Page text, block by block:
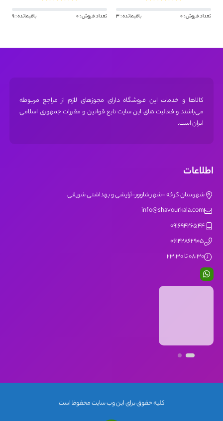
3,510,000 تومان
تعداد فروش : 0 باقیمانده : 3
4,852,000
تعداد فروش : 0 باقیمانده : 9
کالاها و خدمات این فروشگاه دارای مجوز‌های لازم از مراجع مربوطه
می‌باشند و فعالیت های این سایت تابع قوانین و مقررات جمهوری اسلامی
ایران است.
اطلاعات
شهرستان کرخه -شهر شاوور-آرایشی و بهداشتی شریفی
info@shavourkala.com
09169426544
06142862905
08:30 تا 23:30
کلیه حقوق برای این وب سایت محفوظ است